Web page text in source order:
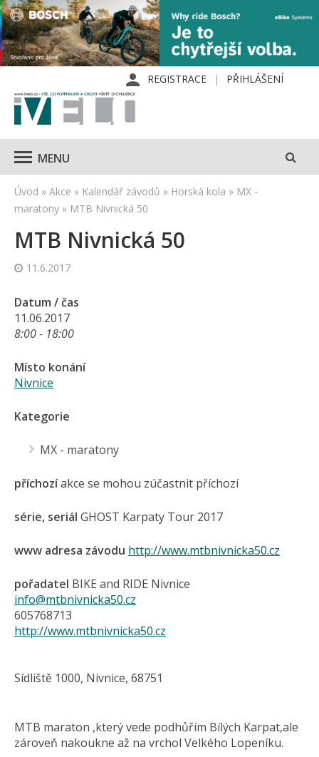
REGISTRACE PŘIHLÁŠENÍ
MENU
Úvod » Akce » Kalendář závodů » Horská kola » MX -
maratony » MTB Nivnická 50
MTB Nivnická 50
11.6.2017
Datum / čas
11.06.2017
8:00 - 18:00
Místo konání
Nivnice
Kategorie
MX - maratony
příchozíakce se mohou zúčastnit příchozí
série, seriál GHOST Karpaty Tour 2017
www adresa závodu http://www.mtbnivnicka50.cz
pořadatel BIKE and RIDE Nivnice
info@mtbnivnicka50.cz
605768713
http://www.mtbnivnicka50.cz
Sídliště 1000, Nivnice, 68751
MTB maraton ,který vede podhůřím Bílých Karpat,ale
zároveň nakoukne až na vrchol Velkého Lopeníku.